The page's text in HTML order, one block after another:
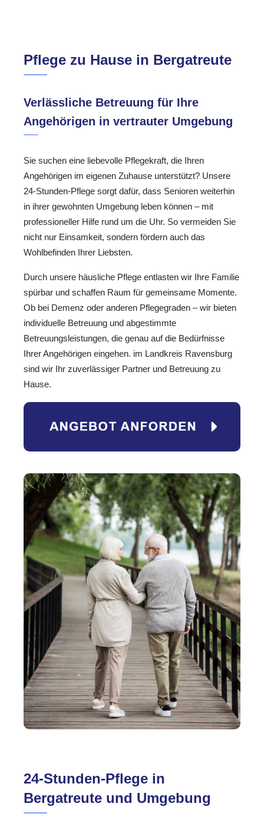
Pflege zu Hause in Bergatreute
Verlässliche Betreuung für Ihre
Angehörigen in vertrauter Umgebung
Sie suchen eine liebevolle Pflegekraft, die Ihren
Angehörigen im eigenen Zuhause unterstützt? Unsere
24-Stunden-Pflege sorgt dafür, dass Senioren weiterhin
in ihrer gewohnten Umgebung leben können – mit
professioneller Hilfe rund um die Uhr. So vermeiden Sie
nicht nur Einsamkeit, sondern fördern auch das
Wohlbefinden Ihrer Liebsten.
Durch unsere häusliche Pflege entlasten wir Ihre Familie
spürbar und schaffen Raum für gemeinsame Momente.
Ob bei Demenz oder anderen Pflegegraden – wir bieten
individuelle Betreuung und abgestimmte
Betreuungsleistungen, die genau auf die Bedürfnisse
Ihrer Angehörigen eingehen. im Landkreis Ravensburg
sind wir Ihr zuverlässiger Partner und Betreuung zu
Hause.
24-Stunden-Pflege in
Bergatreute und Umgebung